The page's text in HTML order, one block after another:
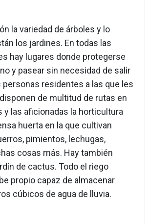
la variedad de árboles y lo
los jardines. En todas las
hay lugares donde protegerse
y pasear sin necesidad de salir
personas residentes a las que les
de multitud de rutas en
y las aficionadas la horticultura
huerta en la que cultivan
pimientos, lechugas,
cosas más. Hay también
de cactus. Todo el riego
propio capaz de almacenar
cúbicos de agua de lluvia.